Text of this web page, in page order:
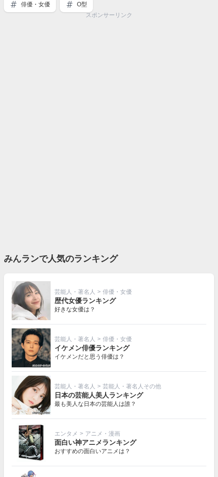
俳優・女優
O型
スポンサーリンク
みんランで人気のランキング
芸能人・著名人 > 俳優・女優
歴代女優ランキング
好きな女優は？
芸能人・著名人 > 俳優・女優
イケメン俳優ランキング
イケメンだと思う俳優は？
芸能人・著名人 > 芸能人・著名人その他
日本の芸能人美人ランキング
最も美人な日本の芸能人は誰？
エンタメ > アニメ・漫画
面白い神アニメランキング
おすすめの面白いアニメは？